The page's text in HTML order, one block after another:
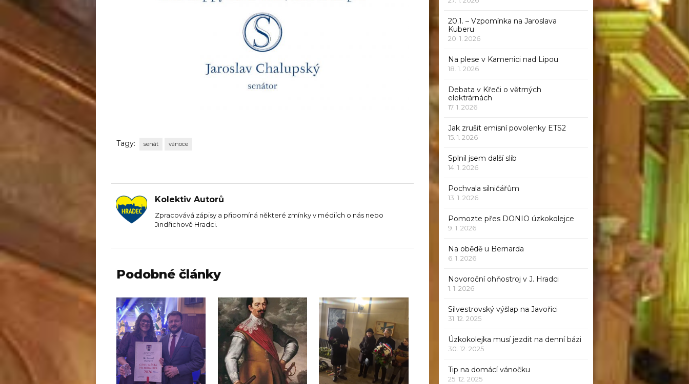
Tagy: senát vánoce
Kolektiv Autorů
Zpracovává zápisy a připomíná některé zmínky v médiích o nás nebo
Jindřichově Hradci.
Podobné články
20.1. – Vzpomínka na Jaroslava
Kuberu
20. 1. 2026
Na plese v Kamenici nad Lipou
18. 1. 2026
Debata v Křeči o větrných
elektrárnách
17. 1. 2026
Jak zrušit emisní povolenky ETS2
15. 1. 2026
Splnil jsem další slib
14. 1. 2026
Pochvala silničářům
13. 1. 2026
Pomozte přes DONIO úzkokolejce
9. 1. 2026
Na obědě u Bernarda
6. 1. 2026
Novoroční ohňostroj v J. Hradci
1. 1. 2026
Silvestrovský výšlap na Javořici
31. 12. 2025
Úzkokolejka musí jezdit na denní bázi
30. 12. 2025
Tip na domácí vánočku
25. 12. 2025